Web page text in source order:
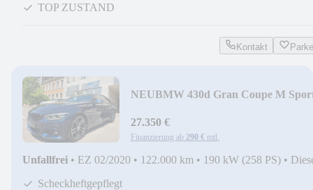
TOP ZUSTAND
Kontakt
NEUBMW 430d Gran Coupe M
27.350 €
Finanzierung ab 290 € mtl.
Unfallfrei • EZ 02/2020 • 122.000 km • 190 kW (258 PS) •
Scheckheftgepflegt